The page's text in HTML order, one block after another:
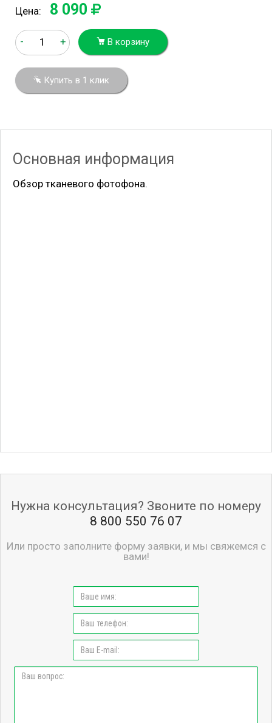
Цена: 8 090
- + В корзину
Купить в 1 клик
Основная информация
Обзор тканевого фотофона.
Нужна консультация? Звоните по номеру
8 800 550 76 07
Или просто заполните форму заявки, и мы свяжемся с
вами!